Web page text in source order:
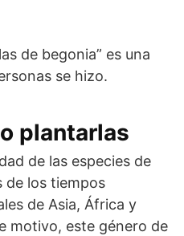
de begonia” es una
se hizo.
plantarlas
de las especies de
de los tiempos
de Asia, África y
motivo, este género de